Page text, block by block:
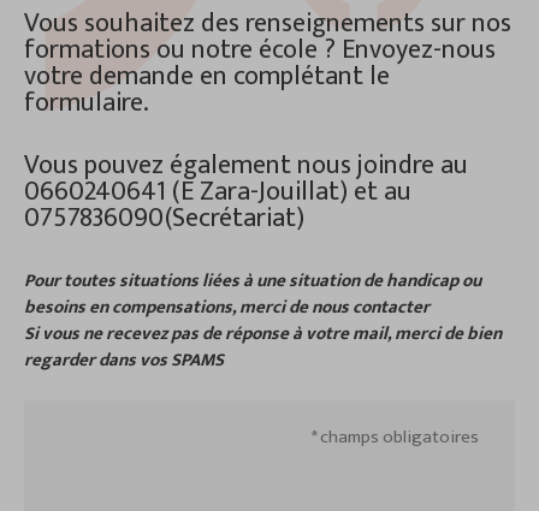
Vous souhaitez des renseignements sur nos
formations ou notre école ? Envoyez-nous
votre demande en complétant le
formulaire.
Vous pouvez également nous joindre au
0660240641 (E Zara-Jouillat) et au
0757836090(Secrétariat)
Pour toutes situations liées à une situation de handicap ou
besoins en compensations, merci de nous contacter
Si vous ne recevez pas de réponse à votre mail, merci de bien
regarder dans vos SPAMS
* champs obligatoires